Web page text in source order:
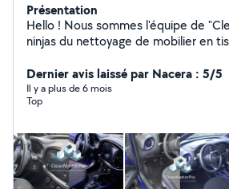
Présentation
Hello ! Nous sommes l'équipe de "CleanMasterPro", les
ninjas du nettoyage de mobilier en
de popcorn ou que vos chaises aient
aventure malheureuse avec du café
sommes là pour tout remettre en
voitures ! Merci de nous avoir lu, et à très bientôt.
CleanMasterPro - L'innovation au
Dernier avis laissé par Nacera : 5/5
Il y a plus de 6 mois
Top